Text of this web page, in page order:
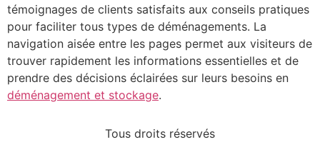
témoignages de clients satisfaits aux conseils pratiques
pour faciliter tous types de déménagements. La
navigation aisée entre les pages permet aux visiteurs de
trouver rapidement les informations essentielles et de
prendre des décisions éclairées sur leurs besoins en
déménagement et stockage.
Tous droits réservés